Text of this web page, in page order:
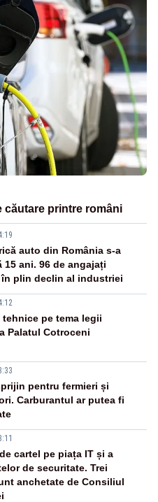
căutare printre români
auto din România s-a
ani. 96 de angajați
plin declin al industriei
pe tema legii
Palatul Cotroceni
pentru fermieri și
Carburantul ar putea fi
cartel pe piața IT și a
de securitate. Trei
anchetate de Consiliul